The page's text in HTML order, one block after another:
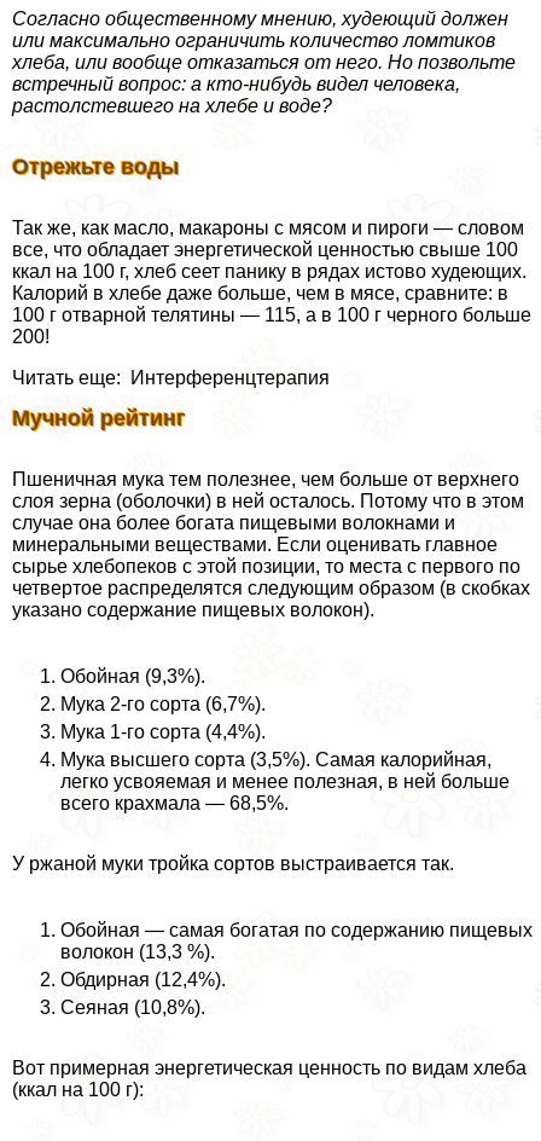
Согласно общественному мнению, худеющий должен
или максимально ограничить количество ломтиков
хлеба, или вообще отказаться от него. Но позвольте
встречный вопрос: а кто-нибудь видел человека,
растолстевшего на хлебе и воде?
Отрежьте воды
Так же, как масло, макароны с мясом и пироги — словом
все, что обладает энергетической ценностью свыше 100
ккал на 100 г, хлеб сеет панику в рядах истово худеющих.
Калорий в хлебе даже больше, чем в мясе, сравните: в
100 г отварной телятины — 115, а в 100 г черного больше
200!
Читать еще: Интерференцтерапия
Мучной рейтинг
Пшеничная мука тем полезнее, чем больше от верхнего
слоя зерна (оболочки) в ней осталось. Потому что в этом
случае она более богата пищевыми волокнами и
минеральными веществами. Если оценивать главное
сырье хлебопеков с этой позиции, то места с первого по
четвертое распределятся следующим образом (в скобках
указано содержание пищевых волокон).
Обойная (9,3%).
Мука 2-го сорта (6,7%).
Мука 1-го сорта (4,4%).
Мука высшего сорта (3,5%). Самая калорийная,
легко усвояемая и менее полезная, в ней больше
всего крахмала — 68,5%.
У ржаной муки тройка сортов выстраивается так.
Обойная — самая богатая по содержанию пищевых
волокон (13,3 %).
Обдирная (12,4%).
Сеяная (10,8%).
Вот примерная энергетическая ценность по видам хлеба
(ккал на 100 г):